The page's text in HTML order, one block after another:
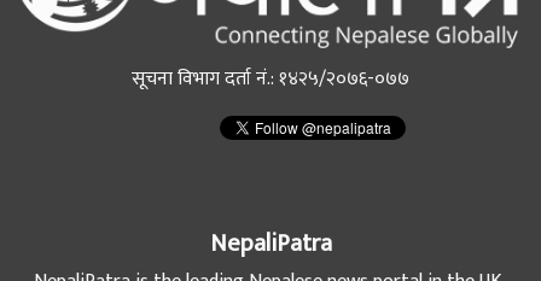
सूचना विभाग दर्ता नं.: १४२५/२०७६-०७७
NepaliPatra